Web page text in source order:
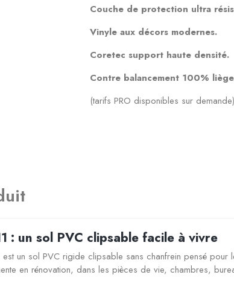
Couche de protection ultra
Vinyle aux décors modernes.
Coretec support haute densité.
Contre balancement 100%
(tarifs PRO disponibles sur demande)
: un sol PVC clipsable facile à vivre
est un sol PVC rigide clipsable sans chanfrein pensé pour
en rénovation, dans les pièces de vie, chambres,